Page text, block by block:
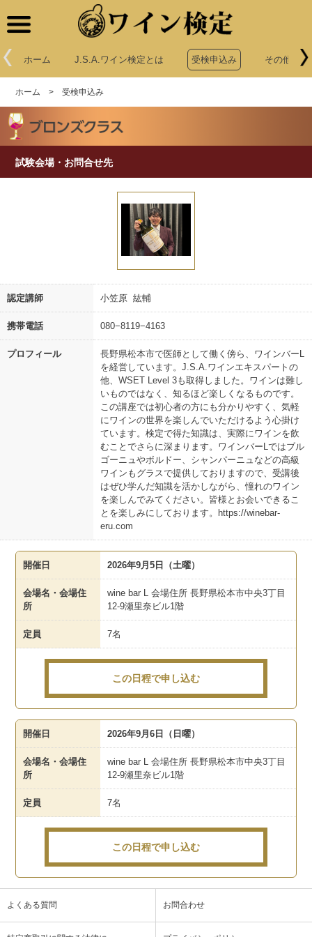
ホーム J.S.A.ワイン検定とは 受検申込み その他申込
ホーム >受検申込み
試験会場・お問合せ先
認定講師 小笠原 紘輔
携帯電話 080−8119−4163
プロフィール
長野県松本市で医師として働く傍ら、ワインバーL
を経営しています。J.S.A.ワインエキスパートの
他、WSET Level 3も取得しました。ワインは難し
いものではなく、知るほど楽しくなるものです。
この講座では初心者の方にも分かりやすく、気軽
にワインの世界を楽しんでいただけるよう心掛け
ています。検定で得た知識は、実際にワインを飲
むことでさらに深まります。ワインバーLではブル
ゴーニュやボルドー、シャンパーニュなどの高級
ワインもグラスで提供しておりますので、受講後
はぜひ学んだ知識を活かしながら、憧れのワイン
を楽しんでみてください。皆様とお会いできるこ
とを楽しみにしております。 https://winebar-
eru.com
開催日 2026年9月5日（土曜）
会場名・会場住
所
wine bar L 会場住所 長野県松本市中央3丁目
12-9瀬里奈ビル1階
定員 7名
この日程で申し込む
開催日 2026年9月6日（日曜）
会場名・会場住
所
wine bar L 会場住所 長野県松本市中央3丁目
12-9瀬里奈ビル1階
定員 7名
この日程で申し込む
よくある質問 お問合わせ